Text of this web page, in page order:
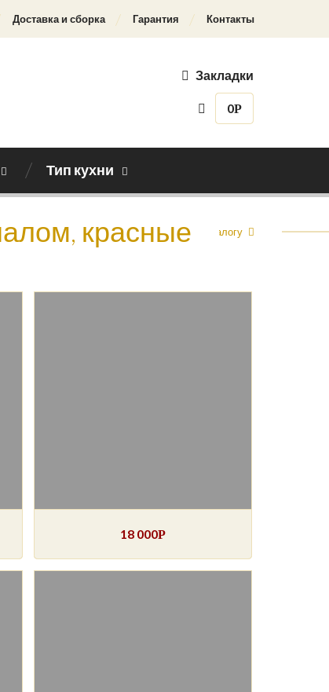
Доставка и сборка Гарантия Контакты
Закладки
0Р
Тип кухни
красныеНазад к каталогу
18 000Р